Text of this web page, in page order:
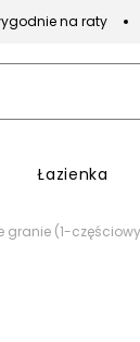
na raty
Łazienka
granie (1-